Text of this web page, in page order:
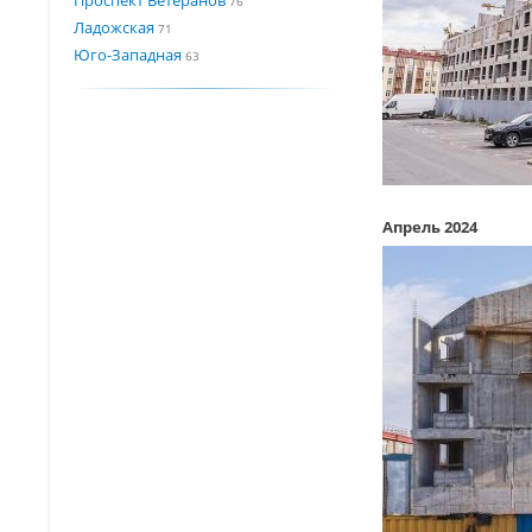
Ладожская 71
Юго-Западная 63
Апрель 2024